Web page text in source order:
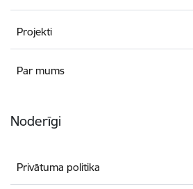
Projekti
Par mums
Noderīgi
Privātuma politika